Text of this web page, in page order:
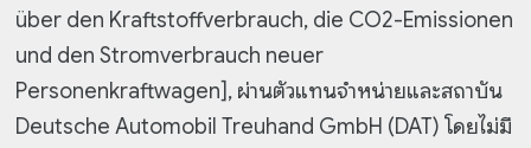
über den Kraftstoffverbrauch, die CO2-Emissionen
und den Stromverbrauch neuer
Personenkraftwagen], ผ่านตัวแทนจำหน่ายและสถาบัน
Deutsche Automobil Treuhand GmbH (DAT) โดยไม่มี